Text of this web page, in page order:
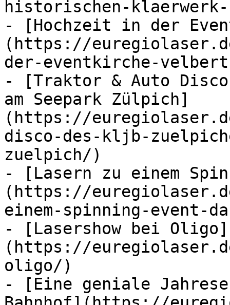
historischen-
- [Hochzeit in der
(https://
der-eventkirche-
- [Traktor & Auto Disco
am Seepark Zülpich]
(https://
disco-des-kljb-
zuelpich/)
- [Lasern zu einem
(https://
einem-spinning-event-
- [Lasershow bei Oligo]
(https://
oligo/)
- [Eine geniale